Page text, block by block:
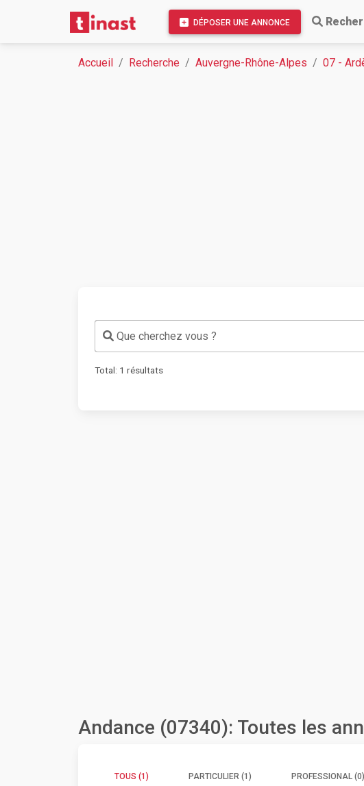
DÉPOSER UNE ANNONCE
Accueil Recherche Auvergne-Rhône-Alpes 07 -
Que cherchez vous ?
Total: 1 résultats
Andance (07340): Toutes les
TOUS (1) PARTICULIER (1) PROFESSIONAL (0)